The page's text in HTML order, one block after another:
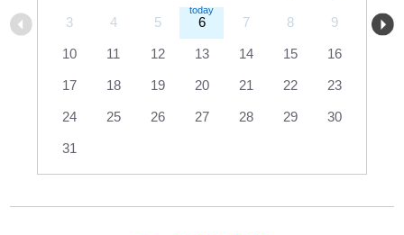
3 4 5 6 7 8 9
10 11 12 13 14 15 16
17 18 19 20 21 22 23
24 25 26 27 28 29 30
31